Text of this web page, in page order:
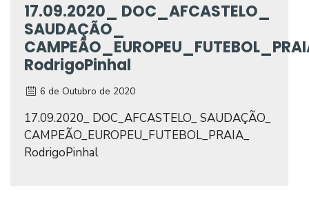
17.09.2020_ DOC_AFCASTELO_
SAUDAÇÃO_
RodrigoPinhal
6 de Outubro de 2020
17.09.2020_ DOC_AFCASTELO_ SAUDAÇÃO_
CAMPEÃO_EUROPEU_FUTEBOL_PRAIA_
RodrigoPinhal